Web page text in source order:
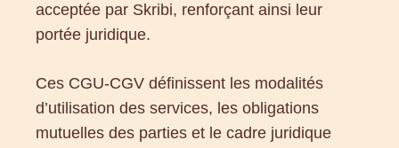
acceptée par Skribi, renforçant ainsi leur
portée juridique.
Ces CGU-CGV définissent les modalités
d’utilisation des services, les obligations
mutuelles des parties et le cadre juridique